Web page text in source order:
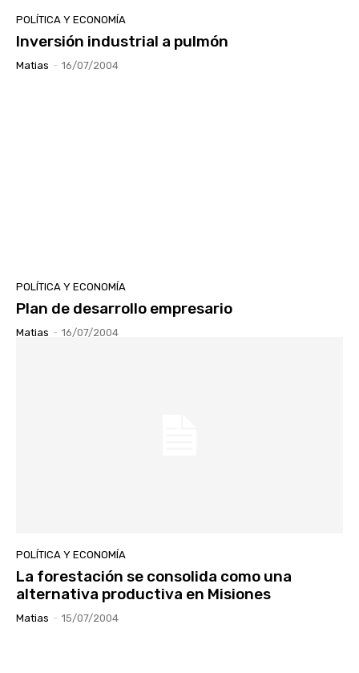
POLÍTICA Y ECONOMÍA
Inversión industrial a pulmón
Matias - 16/07/2004
POLÍTICA Y ECONOMÍA
Plan de desarrollo empresario
Matias - 16/07/2004
POLÍTICA Y ECONOMÍA
La forestación se consolida como una
alternativa productiva en Misiones
Matias - 15/07/2004